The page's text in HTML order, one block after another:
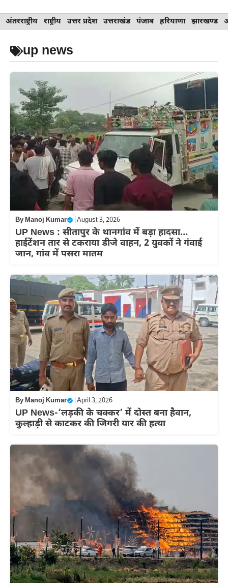
Skip
to
content
अंतरराष्ट्रीय राष्ट्रीय उत्तर प्रदेश उत्तराखंड पंजाब हरियाणा झारखण्ड
up news
ByManoj Kumar August 3, 2026
UP News : सीतापुर के थानगांव में बड़ा हादसा…
हाईटेंशन तार से टकराया डीजे वाहन, 2 युवकों ने गंवाई
जान, गांव में पसरा मातम
ByManoj Kumar April 3, 2026
UP News-‘लड़की के चक्कर’ में दोस्त बना हैवान,
कुल्हाड़ी से काटकर की जिगरी यार की हत्या